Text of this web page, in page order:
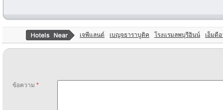
เจพีแลนด์ เบญจธาราบูติค โรงแรมลพบุรีอินน์ เอ็มดี
ข้อความ *